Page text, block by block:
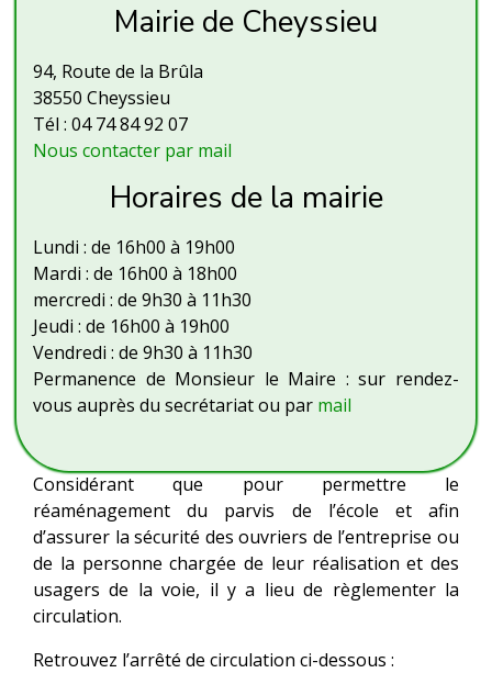
Mairie de Cheyssieu
94, Route de la Brûla
38550 Cheyssieu
Tél : 04 74 84 92 07
Nous contacter par mail
Horaires de la mairie
Lundi : de 16h00 à 19h00
Mardi : de 16h00 à 18h00
mercredi : de 9h30 à 11h30
Jeudi : de 16h00 à 19h00
Vendredi : de 9h30 à 11h30
Permanence de Monsieur le Maire : sur rendez-
vous auprès du secrétariat ou par mail
Considérant que pour permettre le
réaménagement du parvis de l’école et afin
d’assurer la sécurité des ouvriers de l’entreprise ou
de la personne chargée de leur réalisation et des
usagers de la voie, il y a lieu de règlementer la
circulation.
Retrouvez l’arrêté de circulation ci-dessous :